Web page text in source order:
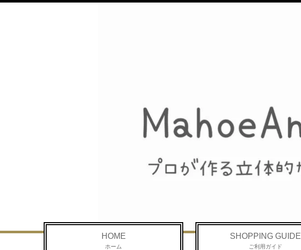
HOME
ホーム
SHOPPING GUIDE
ご利用ガイド